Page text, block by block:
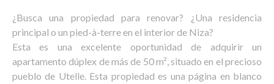
¿Busca una propiedad para renovar? ¿Una residencia
principal o un pied-à-terre en el interior de Niza?
Esta es una excelente oportunidad de adquirir un
apartamento dúplex de más de 50 m², situado en el precioso
pueblo de Utelle. Esta propiedad es una página en blanco